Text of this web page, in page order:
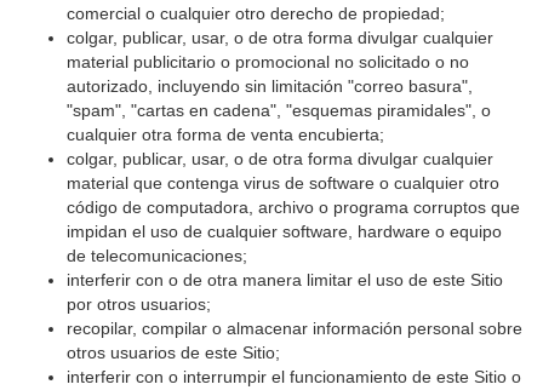
comercial o cualquier otro derecho de propiedad;
colgar, publicar, usar, o de otra forma divulgar cualquier
material publicitario o promocional no solicitado o no
autorizado, incluyendo sin limitación "correo basura",
"spam", "cartas en cadena", "esquemas piramidales", o
cualquier otra forma de venta encubierta;
colgar, publicar, usar, o de otra forma divulgar cualquier
material que contenga virus de software o cualquier otro
código de computadora, archivo o programa corruptos que
impidan el uso de cualquier software, hardware o equipo
de telecomunicaciones;
interferir con o de otra manera limitar el uso de este Sitio
por otros usuarios;
recopilar, compilar o almacenar información personal sobre
otros usuarios de este Sitio;
interferir con o interrumpir el funcionamiento de este Sitio o